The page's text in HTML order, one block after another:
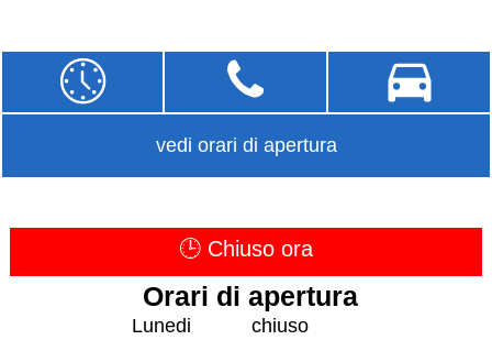
vedi orari di apertura
🕒 Chiuso ora
Orari di apertura
Lunedi
chiuso